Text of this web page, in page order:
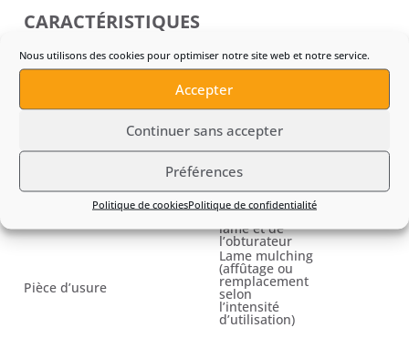
Nous utilisons des cookies pour optimiser notre site web et notre service.
Accepter
Continuer sans accepter
Préférences
Politique de cookiesPolitique de confidentialité
CARACTÉRISTIQUES
Poids
Non
communiqué
Dimensions
Non
communiquées
par le fabricant
ENTRETIEN &
RECOMMANDATIONS
Nettoyage
régulier du
carter, de la
lame et de
l’obturateur
Pièce d’usure
Lame mulching
(affûtage ou
remplacement
selon
l’intensité
d’utilisation)